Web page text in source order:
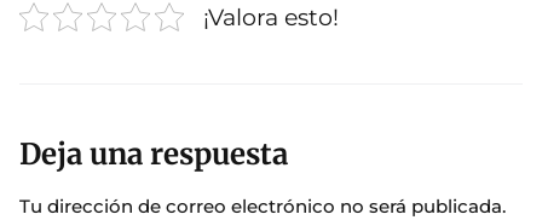
¡Valora esto!
Deja una respuesta
Tu dirección de correo electrónico no será publicada.